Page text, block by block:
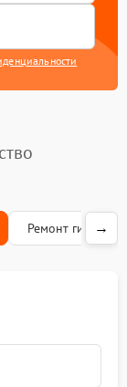
Ремонт →